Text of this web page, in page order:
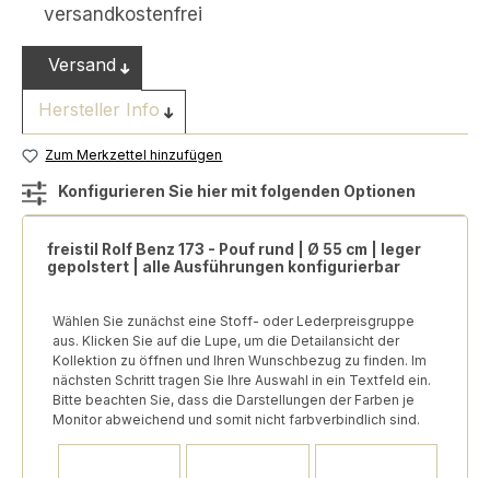
versandkostenfrei
Versand
Hersteller Info
Zum Merkzettel hinzufügen
Konfigurieren Sie hier mit folgenden Optionen
freistil Rolf Benz 173 - Pouf rund | Ø 55 cm | leger
gepolstert | alle Ausführungen konfigurierbar
Wählen Sie zunächst eine Stoff- oder Lederpreisgruppe
aus. Klicken Sie auf die Lupe, um die Detailansicht der
Kollektion zu öffnen und Ihren Wunschbezug zu finden. Im
nächsten Schritt tragen Sie Ihre Auswahl in ein Textfeld ein.
Bitte beachten Sie, dass die Darstellungen der Farben je
Monitor abweichend und somit nicht farbverbindlich sind.